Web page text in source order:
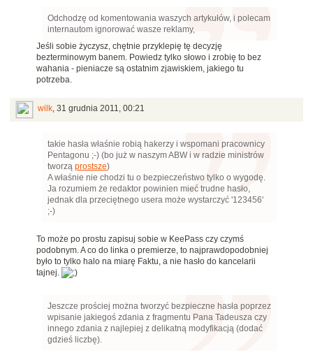
Odchodzę od komentowania waszych artykułów, i polecam
internautom ignorować wasze reklamy,
Jeśli sobie życzysz, chętnie przyklepię tę decyzję
bezterminowym banem. Powiedz tylko słowo i zrobię to bez
wahania - pieniacze są ostatnim zjawiskiem, jakiego tu
potrzeba.
wilk, 31 grudnia 2011, 00:21
takie hasła właśnie robią hakerzy i wspomani pracownicy
Pentagonu ;-) (bo już w naszym ABW i w radzie ministrów
tworzą prostsze)
A właśnie nie chodzi tu o bezpieczeństwo tylko o wygodę.
Ja rozumiem że redaktor powinien mieć trudne hasło,
jednak dla przeciętnego usera może wystarczyć '123456'
;-)
To może po prostu zapisuj sobie w KeePass czy czymś
podobnym. A co do linka o premierze, to najprawdopodobniej
było to tylko halo na miarę Faktu, a nie hasło do kancelarii
tajnej.
Jeszcze prościej można tworzyć bezpieczne hasła poprzez
wpisanie jakiegoś zdania z fragmentu Pana Tadeusza czy
innego zdania z najlepiej z delikatną modyfikacją (dodać
gdzieś liczbę).